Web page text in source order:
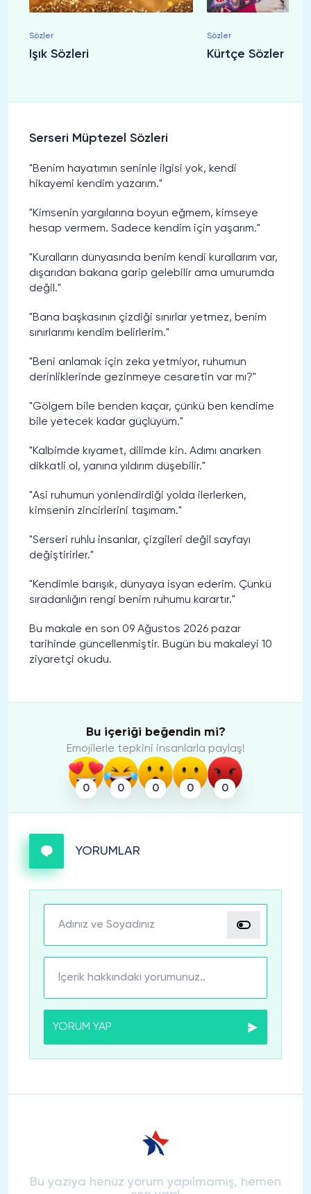
Sözler
Işık Sözleri
Sözler
Kürtçe Sözler
Serseri Müptezel Sözleri
"Benim hayatımın seninle ilgisi yok, kendi
hikayemi kendim yazarım."
"Kimsenin yargılarına boyun eğmem, kimseye
hesap vermem. Sadece kendim için yaşarım."
"Kuralların dünyasında benim kendi kurallarım var,
dışarıdan bakana garip gelebilir ama umurumda
değil."
"Bana başkasının çizdiği sınırlar yetmez, benim
sınırlarımı kendim belirlerim."
"Beni anlamak için zeka yetmiyor, ruhumun
derinliklerinde gezinmeye cesaretin var mı?"
"Gölgem bile benden kaçar, çünkü ben kendime
bile yetecek kadar güçlüyüm."
"Kalbimde kıyamet, dilimde kin. Adımı anarken
dikkatli ol, yanına yıldırım düşebilir."
"Asi ruhumun yönlendirdiği yolda ilerlerken,
kimsenin zincirlerini taşımam."
"Serseri ruhlu insanlar, çizgileri değil sayfayı
değiştirirler."
"Kendimle barışık, dünyaya isyan ederim. Çünkü
sıradanlığın rengi benim ruhumu karartır."
Bu makale en son 09 Ağustos 2026 pazar
tarihinde güncellenmiştir. Bugün bu makaleyi 10
ziyaretçi okudu.
Bu içeriği beğendin mi?
Emojilerle tepkini insanlarla paylaş!
0 0 0 0 0
YORUMLAR
YORUM YAP
Bu yazıya henüz yorum yapılmamış, hemen